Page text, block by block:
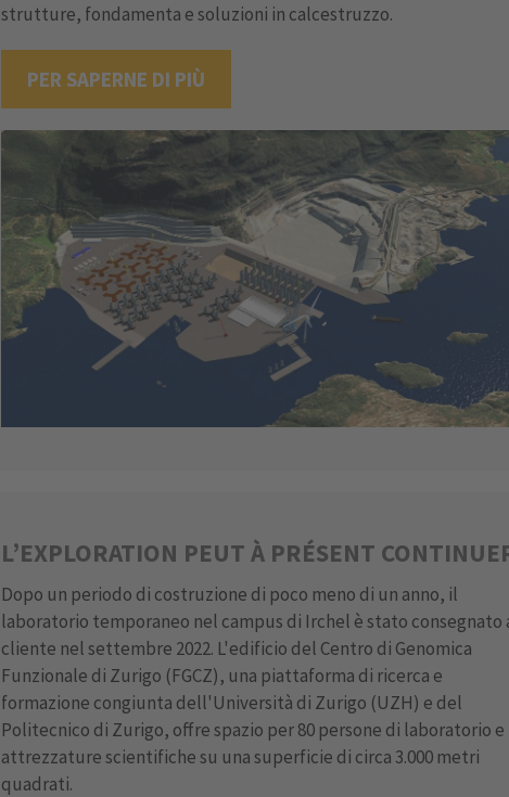
strutture, fondamenta e soluzioni in calcestruzzo.
PER SAPERNE DI PIÙ
L’EXPLORATION PEUT À PRÉSENT
Dopo un periodo di costruzione di poco meno di un anno, il
laboratorio temporaneo nel campus di Irchel è stato consegnato
cliente nel settembre 2022. L'edificio del Centro di Genomica
Funzionale di Zurigo (FGCZ), una piattaforma di ricerca e
formazione congiunta dell'Università di Zurigo (UZH) e del
Politecnico di Zurigo, offre spazio per 80 persone di laboratorio e
attrezzature scientifiche su una superficie di circa 3.000 metri
quadrati.